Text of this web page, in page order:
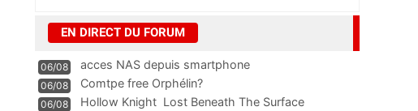
EN DIRECT DU FORUM
06/08 acces NAS depuis smartphone
06/08 Comtpe free Orphélin?
06/08 Hollow Knight  Lost Beneath The Surface